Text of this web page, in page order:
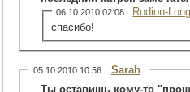
06.10.2010 02:08
Rodion-
спасибо!
05.10.2010 10:56
Sarah
Ты оставишь кому-то